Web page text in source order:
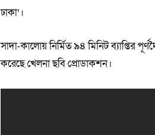
ঢাকা’।
সাদা-কালোয় নির্মিত ৯৪ মিনিট ব্যাপ্তির
করেছে খেলনা ছবি প্রোডাকশন।